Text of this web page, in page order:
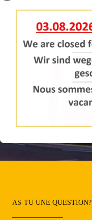
plus d'information
AS-TU UNE QUESTION?